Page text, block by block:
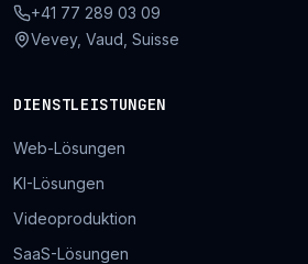
+41 77 289 03 09
Vevey, Vaud, Suisse
DIENSTLEISTUNGEN
Web-Lösungen
KI-Lösungen
Videoproduktion
SaaS-Lösungen